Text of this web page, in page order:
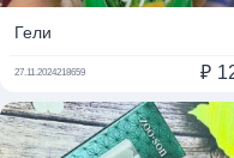
Гели
27.11.2024218659 ₽